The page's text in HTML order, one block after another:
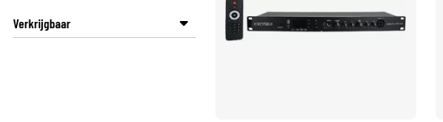
Verkrijgbaar